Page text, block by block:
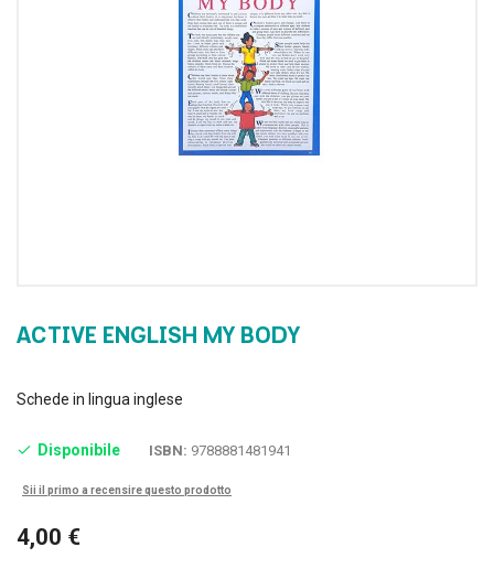
ACTIVE ENGLISH MY BODY
Disponibile ISBN: 9788881481941
Sii il primo a recensire questo prodotto
4,00 €
Schede in lingua inglese